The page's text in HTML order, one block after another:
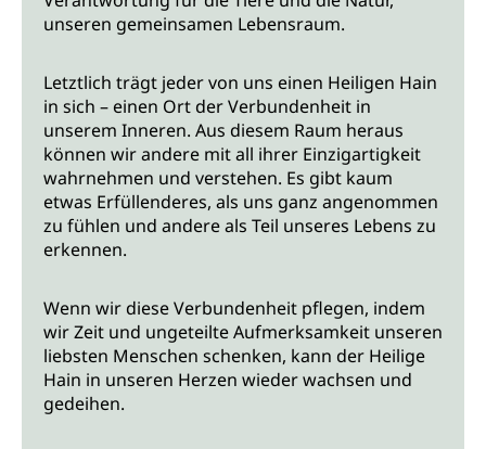
unseren gemeinsamen Lebensraum.
Letztlich trägt jeder von uns einen Heiligen Hain
in sich – einen Ort der Verbundenheit in
unserem Inneren. Aus diesem Raum heraus
können wir andere mit all ihrer Einzigartigkeit
wahrnehmen und verstehen. Es gibt kaum
etwas Erfüllenderes, als uns ganz angenommen
zu fühlen und andere als Teil unseres Lebens zu
erkennen.
Wenn wir diese Verbundenheit pflegen, indem
wir Zeit und ungeteilte Aufmerksamkeit unseren
liebsten Menschen schenken, kann der Heilige
Hain in unseren Herzen wieder wachsen und
gedeihen.